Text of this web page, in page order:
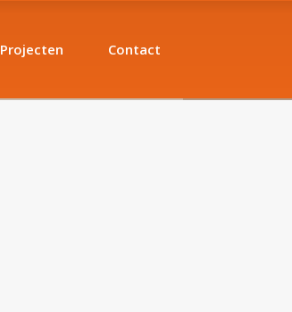
Projecten Contact